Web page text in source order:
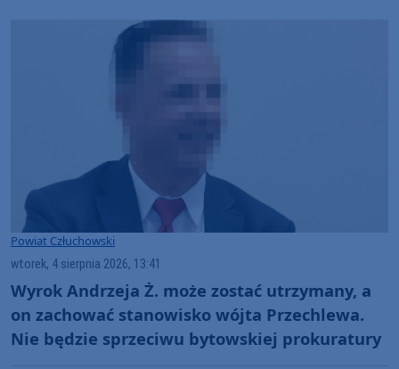
Powiat Człuchowski
wtorek, 4 sierpnia 2026, 13:41
Wyrok Andrzeja Ż. może zostać utrzymany, a
on zachować stanowisko wójta Przechlewa.
Nie będzie sprzeciwu bytowskiej prokuratury